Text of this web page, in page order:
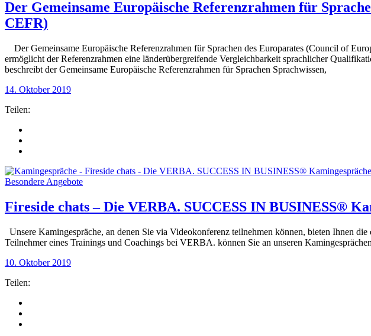
Der Gemeinsame Europäische Referenzrahmen für
CEFR)
Der Gemeinsame Europäische Referenzrahmen für Sprachen des Europarates (Council of
ermöglicht der Referenzrahmen eine länderübergreifende Vergleichbarkeit sprachlicher
beschreibt der Gemeinsame Europäische Referenzrahmen für Sprachen Sprachwissen,
14. Oktober 2019
Teilen:
Besondere Angebote
Fireside chats – Die VERBA. SUCCESS IN BUSINESS®
Unsere Kamingespräche, an denen Sie via Videokonferenz teilnehmen können, bieten Ihnen
Teilnehmer eines Trainings und Coachings bei VERBA. können Sie an unseren
10. Oktober 2019
Teilen: